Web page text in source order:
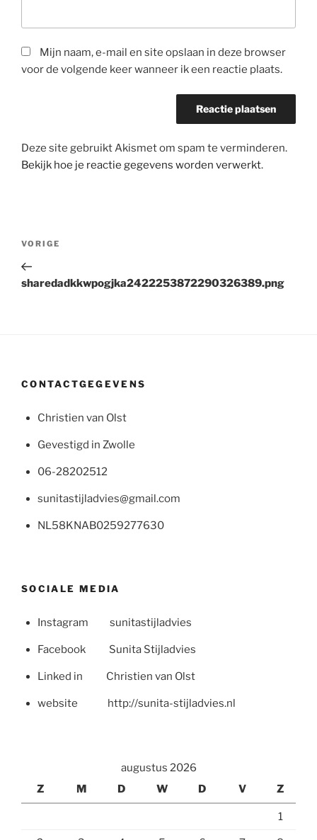
Mijn naam, e-mail en site opslaan in deze browser
voor de volgende keer wanneer ik een reactie plaats.
Deze site gebruikt Akismet om spam te verminderen.
Bekijk hoe je reactie gegevens worden verwerkt.
Bericht
Vorig
bericht
VORIGE
sharedadkkwpogjka2422253872290326389.png
CONTACTGEGEVENS
Christien van Olst
Gevestigd in Zwolle
06-28202512
sunitastijladvies@gmail.com
NL58KNAB0259277630
SOCIALE MEDIA
Instagram sunitastijladvies
Facebook Sunita Stijladvies
Linked in Christien van Olst
website http://sunita-stijladvies.nl
augustus 2026
Z
M D W D V Z
1